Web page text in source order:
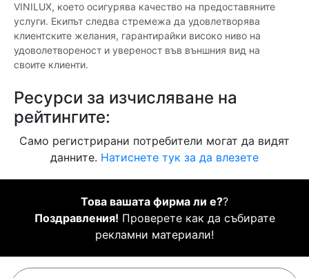
VINILUX, което осигурява качество на предоставяните
услуги. Екипът следва стремежа да удовлетворява
клиентските желания, гарантирайки високо ниво на
удоволетвореност и увереност във външния вид на
своите клиенти.
Ресурси за изчисляване на
рейтингите:
Само регистрирани потребители могат да видят
данните. Натиснете тук за да влезете
Това вашата фирма ли е??
Поздравления! Проверете как да събирате
рекламни материали!